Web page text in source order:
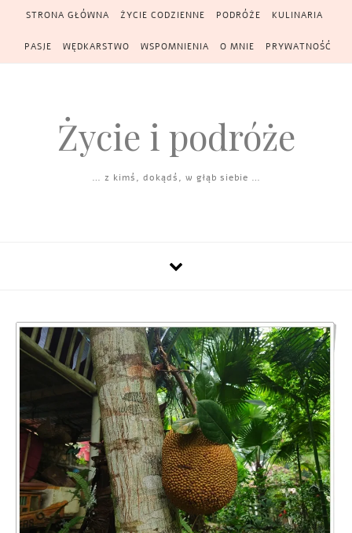
Skip to content
STRONA GŁÓWNA ŻYCIE CODZIENNE PODRÓŻE KULINARIA
PASJE WĘDKARSTWO WSPOMNIENIA O MNIE PRYWATNOŚĆ
Życie i podróże
… z kimś, dokądś, w głąb siebie …